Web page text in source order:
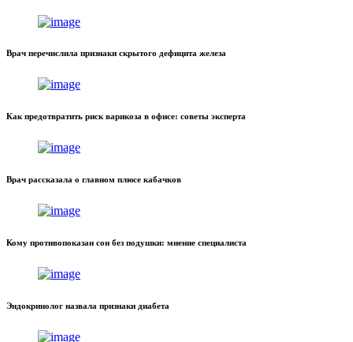
Врач перечислила признаки скрытого дефицита железа
Как предотвратить риск варикоза в офисе: советы эксперта
Врач рассказала о главном плюсе кабачков
Кому противопоказан сон без подушки: мнение специалиста
Эндокринолог назвала признаки диабета